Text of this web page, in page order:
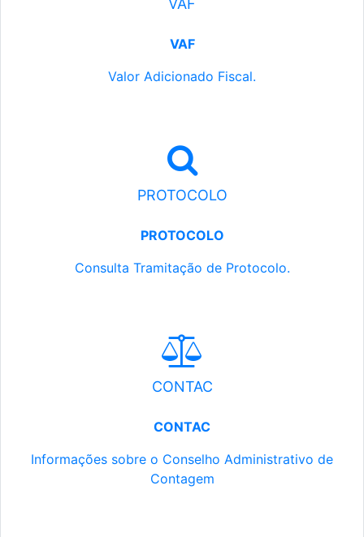
VAF
VAF
Valor Adicionado Fiscal.
PROTOCOLO
PROTOCOLO
Consulta Tramitação de Protocolo.
CONTAC
CONTAC
Informações sobre o Conselho Administrativo de
Contagem